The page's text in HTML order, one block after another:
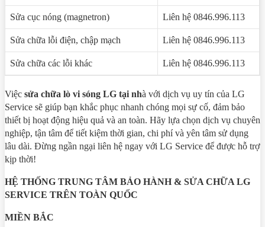
Sửa cục nóng (magnetron) Liên hệ 0846.996.113
Sửa chữa lỗi điện, chập mạch Liên hệ 0846.996.113
Sửa chữa các lỗi khác Liên hệ 0846.996.113
Việc sửa chữa lò vi sóng LG tại nhà với dịch vụ uy tín của LG
Service sẽ giúp bạn khắc phục nhanh chóng mọi sự cố, đảm bảo
thiết bị hoạt động hiệu quả và an toàn. Hãy lựa chọn dịch vụ chuyên
nghiệp, tận tâm để tiết kiệm thời gian, chi phí và yên tâm sử dụng
lâu dài. Đừng ngần ngại liên hệ ngay với LG Service để được hỗ trợ
kịp thời!
HỆ THỐNG TRUNG TÂM BẢO HÀNH & SỬA CHỮA LG
SERVICE TRÊN TOÀN QUỐC
MIỀN BẮC